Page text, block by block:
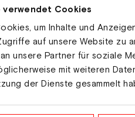
verwendet Cookies
um Inhalte und
auf unsere Website zu
unsere Partner für soziale
mit weiteren
der Dienste gesammelt
Herren